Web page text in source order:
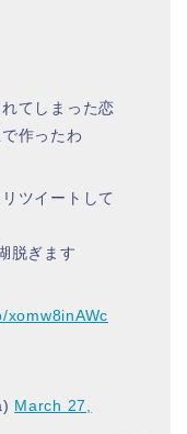
てしまった恋
作ったわ
ツイートして
脱ぎます
xomw8inAWc
March 27,